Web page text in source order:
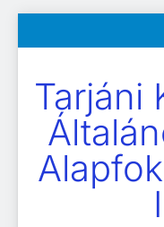
a
Szülői
Szülői
Tarjáni